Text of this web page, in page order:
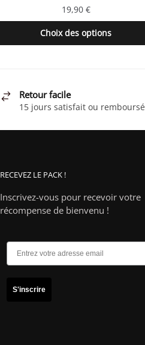
19,90 €
Choix des options
Ce
produit
Les
la
page
produit
Retour facile
15 jours satisfait ou remboursé
RECEVEZ LE PACK !
Inscrivez-vous pour recevoir votre
récompense de bienvenu !
S'inscrire